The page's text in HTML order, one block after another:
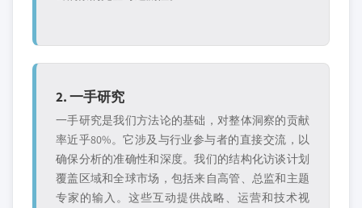
2. 一手研究
一手研究是我们方法论的基础，对整体洞察的贡献
率近乎80%。它涉及与行业参与者的直接交流，以
确保分析的准确性和深度。我们的结构化访谈计划
覆盖区域和全球市场，包括来自高管、总监和主题
专家的输入。这些互动提供战略、运营和技术视